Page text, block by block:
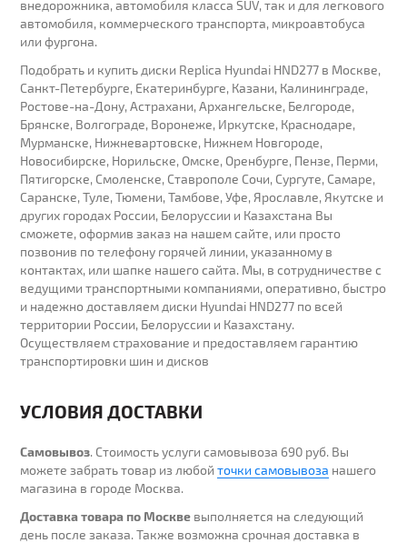
внедорожника, автомобиля класса SUV, так и для легкового
автомобиля, коммерческого транспорта, микроавтобуса
или фургона.
Подобрать и купить диски Replica Hyundai HND277 в Москве,
Санкт-Петербурге, Екатеринбурге, Казани, Калининграде,
Ростове-на-Дону, Астрахани, Архангельске, Белгороде,
Брянске, Волгограде, Воронеже, Иркутске, Краснодаре,
Мурманске, Нижневартовске, Нижнем Новгороде,
Новосибирске, Норильске, Омске, Оренбурге, Пензе, Перми,
Пятигорске, Смоленске, Ставрополе Сочи, Сургуте, Самаре,
Саранске, Туле, Тюмени, Тамбове, Уфе, Ярославле, Якутске и
других городах России, Белоруссии и Казахстана Вы
сможете, оформив заказ на нашем сайте, или просто
позвонив по телефону горячей линии, указанному в
контактах, или шапке нашего сайта. Мы, в сотрудничестве с
ведущими транспортными компаниями, оперативно, быстро
и надежно доставляем диски Hyundai HND277 по всей
территории России, Белоруссии и Казахстану.
Осуществляем страхование и предоставляем гарантию
транспортировки шин и дисков
УСЛОВИЯ ДОСТАВКИ
Самовывоз. Стоимость услуги самовывоза 690 руб. Вы
можете забрать товар из любойточки самовывоза нашего
магазина в городе Москва.
Доставка товара по Москве выполняется на следующий
день после заказа. Также возможна срочная доставка в